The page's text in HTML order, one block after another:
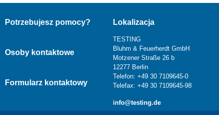
Potrzebujesz pomocy?
Osoby kontaktowe
Formularz kontaktowy
Lokalizacja
TESTING
Bluhm & Feuerherdt GmbH
Motzener Straße 26 b
12277 Berlin
Telefon: +49 30 7109645-0
Telefax: +49 30 7109645-98
info@testing.de